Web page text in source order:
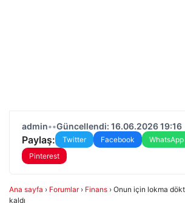
admin••Güncellendi: 16.06.2026 19:16
Paylaş: Twitter Facebook WhatsApp
Pinterest
Ana sayfa › Forumlar › Finans › Onun için lokma
kaldı